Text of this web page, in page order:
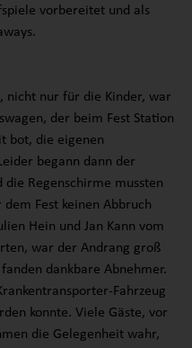
vorbereitet und als
nicht nur für die Kinder, war
der beim Fest Station
bot, die eigenen
begann dann der
die Regenschirme mussten
Fest keinen Abbruch
Hein und Jan Kann vom
war der Andrang groß
dankbare Abnehmer.
Fahrzeug
konnte. Viele Gäste, vor
die Gelegenheit wahr,